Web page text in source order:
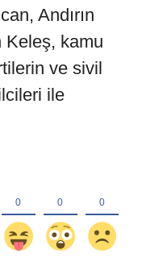
Andırın
Keleş, kamu
ve sivil
ile